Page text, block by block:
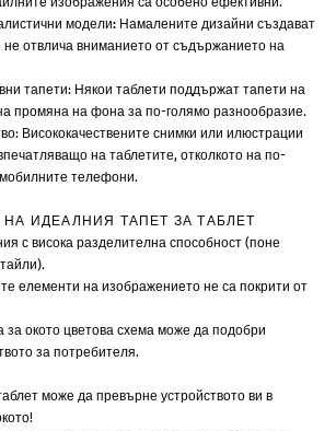
модели: Намалените дизайни създават
не отвлича вниманието от съдържанието на
тапети: Някои таблети поддържат тапети на
промяна на фона за по-голямо разнообразие.
: Висококачествените снимки или илюстрации
на таблетите, отколкото на по-
телефони.
ИДЕАЛНИЯ ТАПЕТ ЗА ТАБЛЕТ
с висока разделителна способност (поне
елементи на изображението не са покрити от
за окото цветова схема може да подобри
за потребителя.
може да превърне устройството ви в